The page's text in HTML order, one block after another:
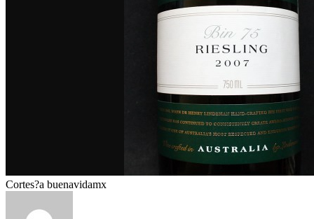
Cortes?a buenavidamx